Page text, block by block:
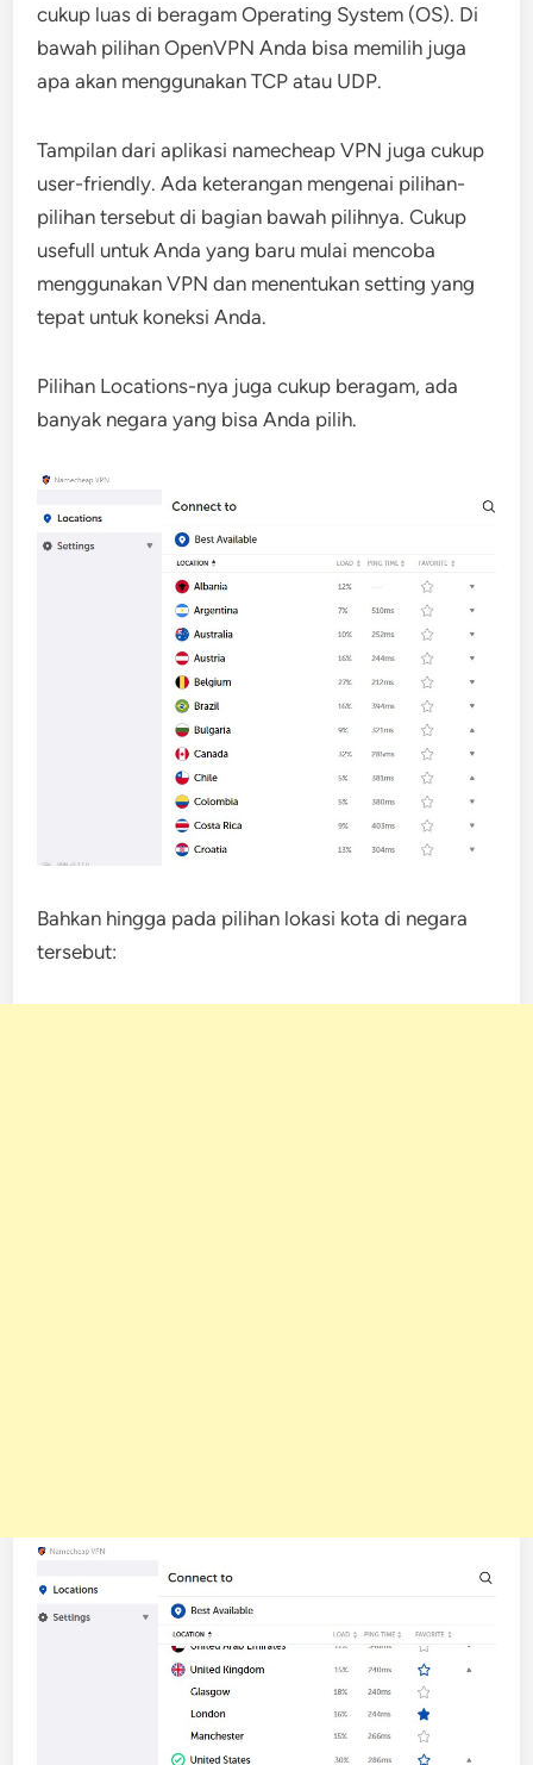
cukup luas di beragam Operating System (OS). Di
bawah pilihan OpenVPN Anda bisa memilih juga
apa akan menggunakan TCP atau UDP.
Tampilan dari aplikasi namecheap VPN juga cukup
user-friendly. Ada keterangan mengenai pilihan-
pilihan tersebut di bagian bawah pilihnya. Cukup
usefull untuk Anda yang baru mulai mencoba
menggunakan VPN dan menentukan setting yang
tepat untuk koneksi Anda.
Pilihan Locations-nya juga cukup beragam, ada
banyak negara yang bisa Anda pilih.
Bahkan hingga pada pilihan lokasi kota di negara
tersebut: